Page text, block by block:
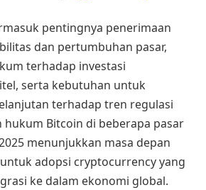
pentingnya penerimaan
dan pertumbuhan pasar,
terhadap investasi
serta kebutuhan untuk
terhadap tren regulasi
hukum Bitcoin di beberapa pasar
menunjukkan masa depan
adopsi cryptocurrency yang
ke dalam ekonomi global.